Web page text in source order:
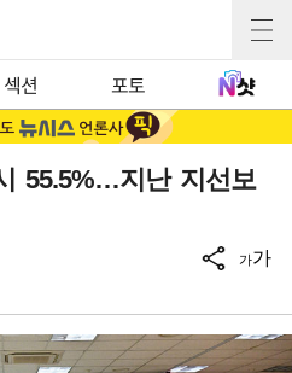
섹션 포토
55.5%…지난 지선보
가가